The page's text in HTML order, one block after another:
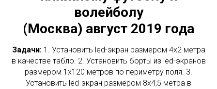
волейболу
(Москва) август 2019 года
Задачи:1. Установить led-экран размером 4х2 метра
в качестве табло. 2. Установить борты из led-экранов
размером 1х120 метров по периметру поля. 3.
Установить led-экран размером 8х4,5 метра в